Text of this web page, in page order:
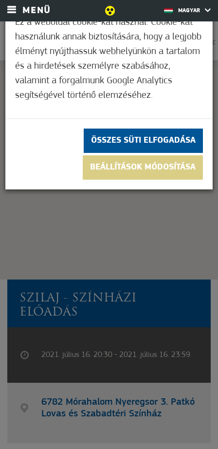
MENÜ MAGYAR
0
18,9°C
This page can't load Google Maps correctly.
Do you own this website? OK
SZILAJ - SZÍNHÁZI
ELŐADÁS
2021. július 16. 20:30 - 2021. július 16. 23:59
6782 Mórahalom Nyeregsor 3. Patkó
Lovas és Szabadtéri Színház
Ez a weboldal cookie-kat használ. Cookie-kat
használunk annak biztosítására, hogy a legjobb
élményt nyújthassuk webhelyünkön a tartalom
és a hirdetések személyre szabásához,
valamint a forgalmunk Google Analytics
segítségével történő elemzéséhez.
ÖSSZES SÜTI ELFOGADÁSA
BEÁLLÍTÁSOK MÓDOSÍTÁSA